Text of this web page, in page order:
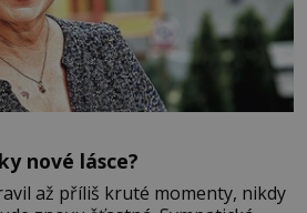
nové lásce?
až příliš kruté momenty, nikdy